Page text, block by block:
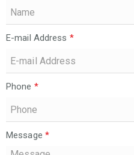
E-mail Address *
Phone *
Message *